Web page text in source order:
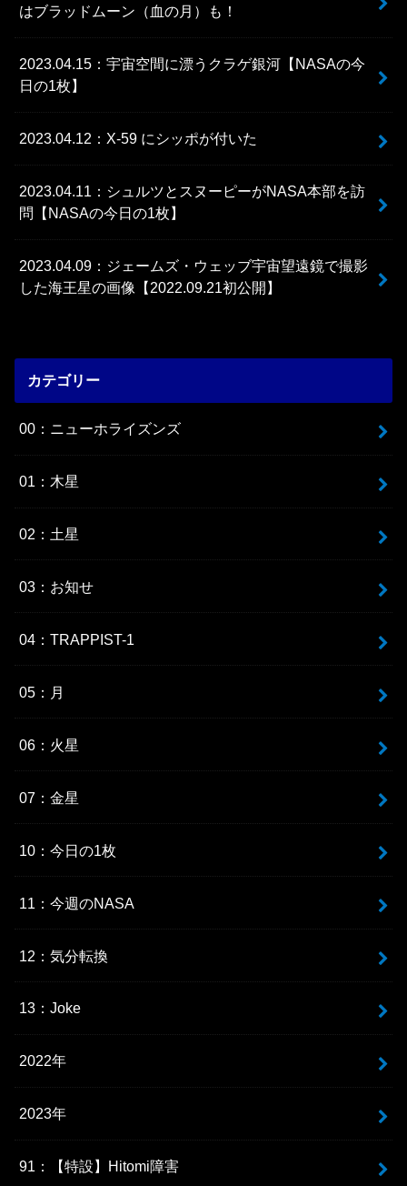
はブラッドムーン（血の月）も！
2023.04.15：宇宙空間に漂うクラゲ銀河【NASAの今
日の1枚】
2023.04.12：X-59 にシッポが付いた
2023.04.11：シュルツとスヌーピーがNASA本部を訪
問【NASAの今日の1枚】
2023.04.09：ジェームズ・ウェッブ宇宙望遠鏡で撮影
した海王星の画像【2022.09.21初公開】
カテゴリー
00：ニューホライズンズ
01：木星
02：土星
03：お知せ
04：TRAPPIST-1
05：月
06：火星
07：金星
10：今日の1枚
11：今週のNASA
12：気分転換
13：Joke
2022年
2023年
91：【特設】Hitomi障害